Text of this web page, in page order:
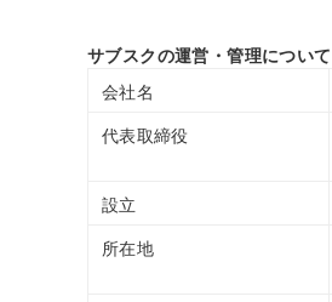
サブスクの運営・管理について
会社名
代表取締役
設立
所在地